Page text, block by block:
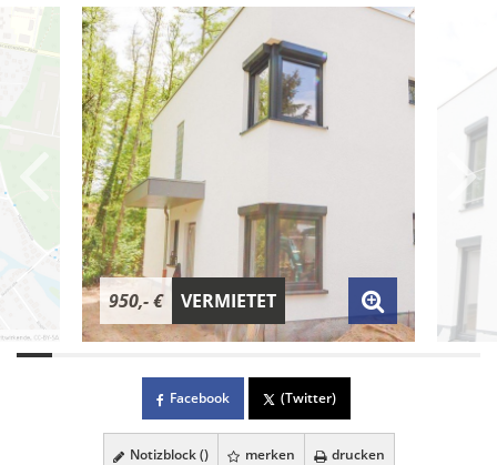
950,- € VERMIETET
Facebook (Twitter)
Notizblock () merken drucken